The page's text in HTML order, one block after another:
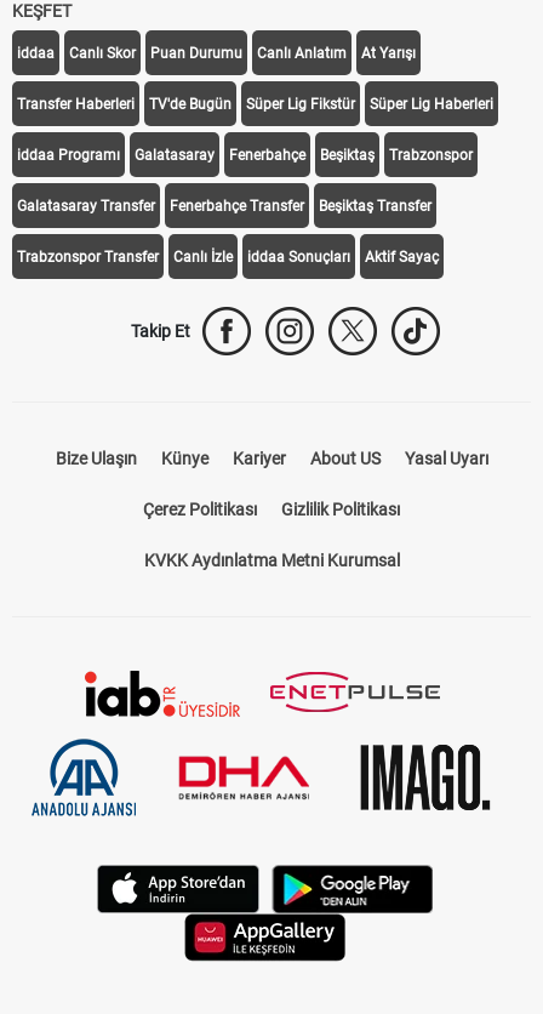
KEŞFET
iddaa Canlı Skor Puan Durumu Canlı Anlatım At Yarışı
Transfer Haberleri TV'de Bugün Süper Lig Fikstür Süper Lig Haberleri
iddaa Programı Galatasaray Fenerbahçe Beşiktaş Trabzonspor
Galatasaray Transfer Fenerbahçe Transfer Beşiktaş Transfer
Trabzonspor Transfer Canlı İzle iddaa Sonuçları Aktif Sayaç
Takip Et
Bize Ulaşın Künye Kariyer About US Yasal Uyarı
Çerez Politikası Gizlilik Politikası
KVKK Aydınlatma Metni Kurumsal